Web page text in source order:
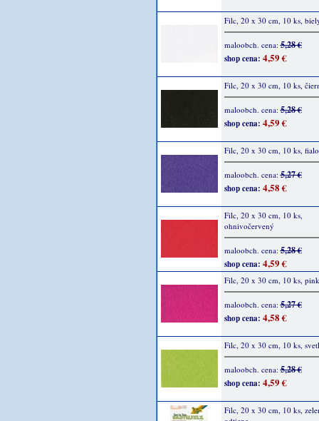
Filc, 20 x 30 cm, 10 ks,
maloobch. cena:5,28 €
shop cena: 4,59 €
Filc, 20 x 30 cm, 10 ks,
maloobch. cena:5,28 €
shop cena: 4,59 €
Filc, 20 x 30 cm, 10 ks,
maloobch. cena:5,27 €
shop cena: 4,58 €
Filc, 20 x 30 cm, 10 ks,
ohnivočervený
maloobch. cena:5,28 €
shop cena: 4,59 €
Filc, 20 x 30 cm, 10 ks, pink
maloobch. cena:5,27 €
shop cena: 4,58 €
Filc, 20 x 30 cm, 10 ks,
maloobch. cena:5,28 €
shop cena: 4,59 €
Filc, 20 x 30 cm, 10 ks,